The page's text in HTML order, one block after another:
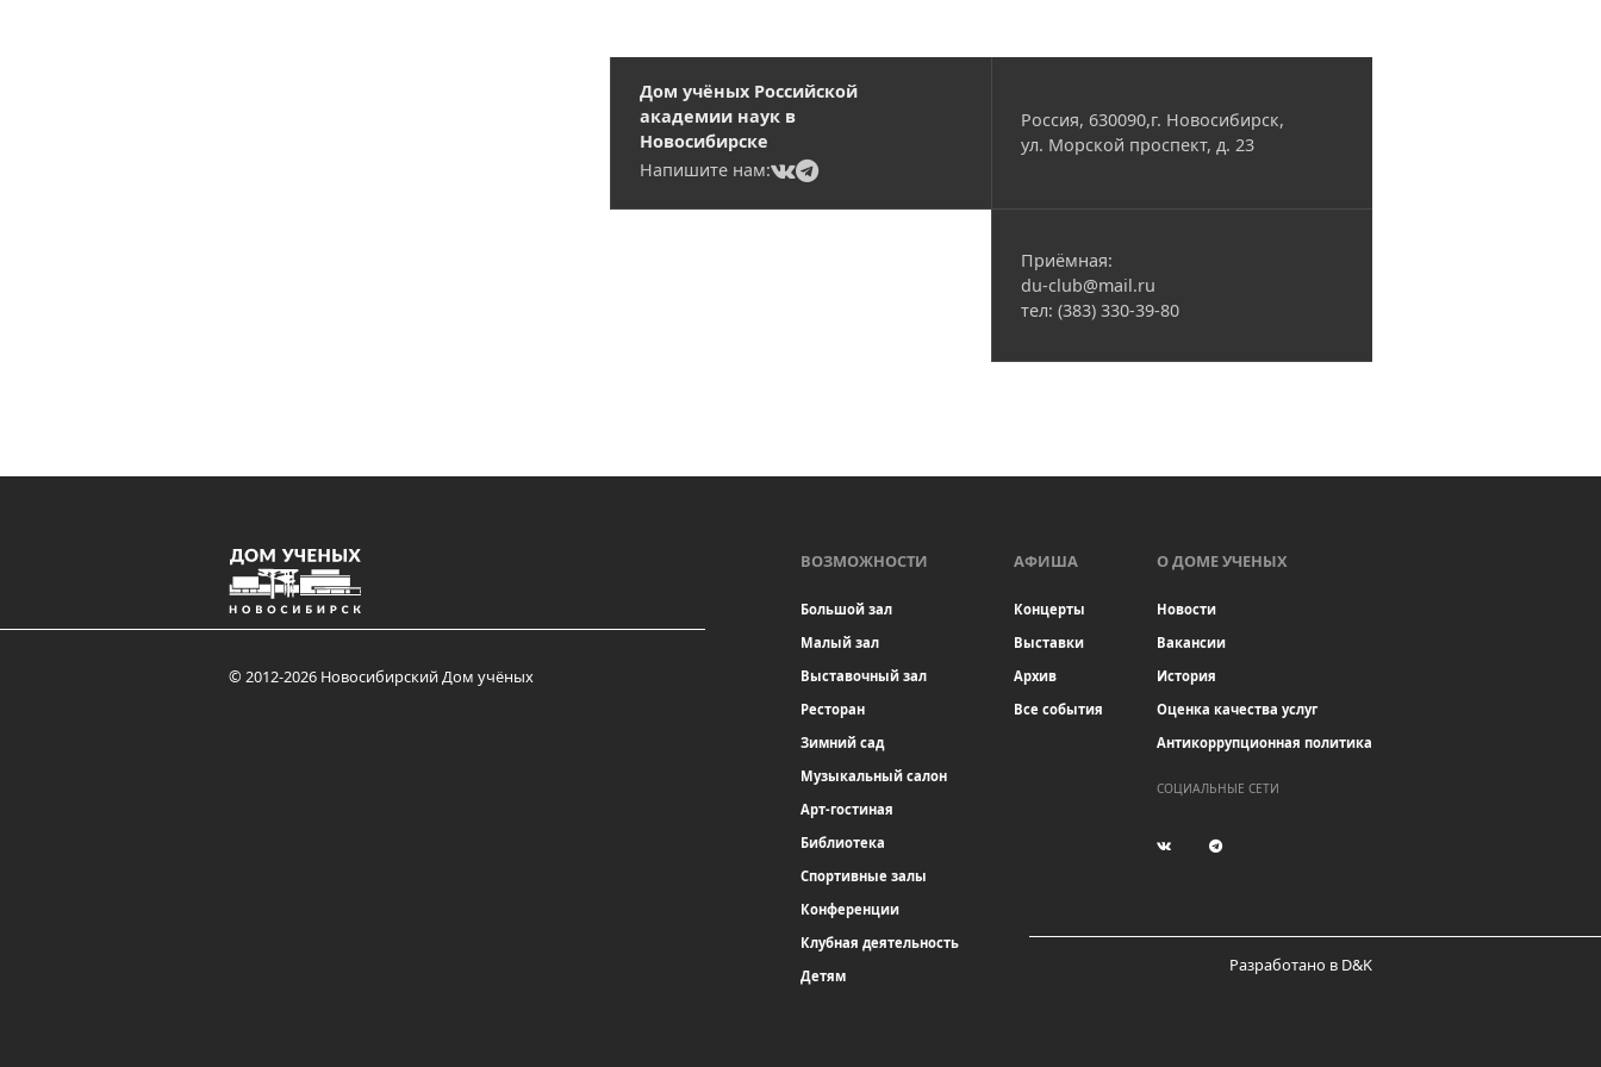
Дом учёных Российской
академии наук в
Новосибирске
Напишите нам:
(current)
(current)
Россия, 630090,г. Новосибирск,
ул. Морской проспект, д. 23
Приёмная:
du-club@mail.ru
тел: (383) 330-39-80
© 2012-2026 Новосибирский Дом учёных
Разработано в D&K
ВОЗМОЖНОСТИ
Большой зал
Малый зал
Выставочный зал
Ресторан
Зимний сад
Музыкальный салон
Арт-гостиная
Библиотека
Спортивные залы
Конференции
Клубная деятельность
Детям
АФИША
Концерты
Выставки
Архив
Все события
О ДОМЕ УЧЕНЫХ
Новости
Вакансии
История
Оценка качества услуг
Антикоррупционная политика
СОЦИАЛЬНЫЕ СЕТИ
(current)(current)